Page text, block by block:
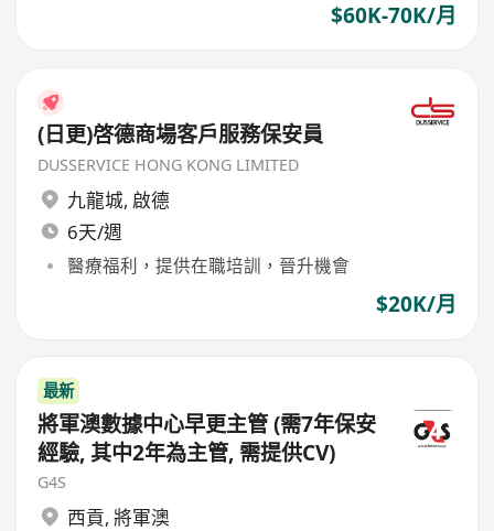
$60K-70K/月
(日更)啓德商場客戶服務保安員
DUSSERVICE HONG KONG LIMITED
九龍城, 啟德
6天/週
醫療福利，提供在職培訓，晉升機會
$20K/月
最新
將軍澳數據中心早更主管 (需7年保安
經驗, 其中2年為主管, 需提供CV)
G4S
西貢, 將軍澳